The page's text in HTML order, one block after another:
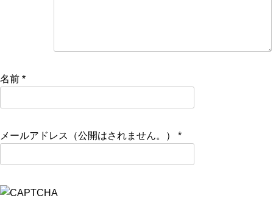
名前 *
メールアドレス（公開はされません。） *